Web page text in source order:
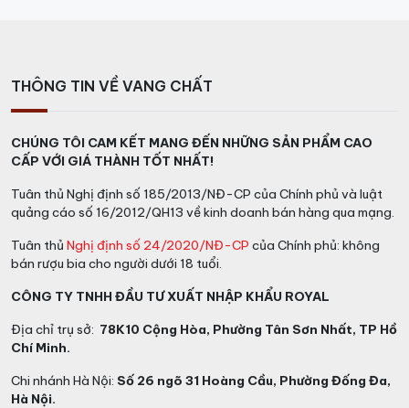
THÔNG TIN VỀ VANG CHẤT
CHÚNG TÔI CAM KẾT MANG ĐẾN NHỮNG SẢN PHẨM CAO
CẤP VỚI GIÁ THÀNH TỐT NHẤT!
Tuân thủ Nghị định số 185/2013/NĐ-CP của Chính phủ và luật
quảng cáo số 16/2012/QH13 về kinh doanh bán hàng qua mạng.
Tuân thủ Nghị định số 24/2020/NĐ-CP của Chính phủ: không
bán rượu bia cho người dưới 18 tuổi.
CÔNG TY TNHH ĐẦU TƯ XUẤT NHẬP KHẨU ROYAL
Địa chỉ trụ sở: 78K10 Cộng Hòa, Phường Tân Sơn Nhất, TP Hồ
Chí Minh.
Chi nhánh Hà Nội: Số 26 ngõ 31 Hoàng Cầu, Phường Đống Đa,
Hà Nội.